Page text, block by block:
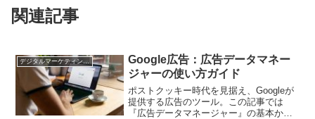
関連記事
Google広告：広告データマネー
ジャーの使い方ガイド
ポストクッキー時代を見据え、Googleが
提供する広告のツール。この記事では
『広告データマネージャー』の基本から